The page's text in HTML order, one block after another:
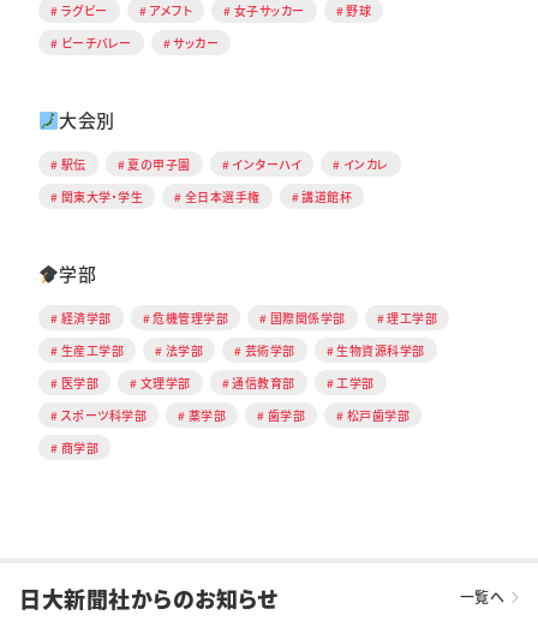
ラグビー
アメフト 女子サッカー
野球
ビーチバレー
サッカー
大会別
駅伝 夏の甲子園 インターハイ
インカレ
関東大学・学生
全日本選手権 講道館杯
学部
経済学部 危機管理学部 国際関係学部
理工学部
生産工学部
法学部 芸術学部
生物資源科学部
医学部
文理学部 通信教育部
工学部
スポーツ科学部
薬学部 歯学部
松戸歯学部
商学部
日大新聞社からのお知らせ 一覧へ